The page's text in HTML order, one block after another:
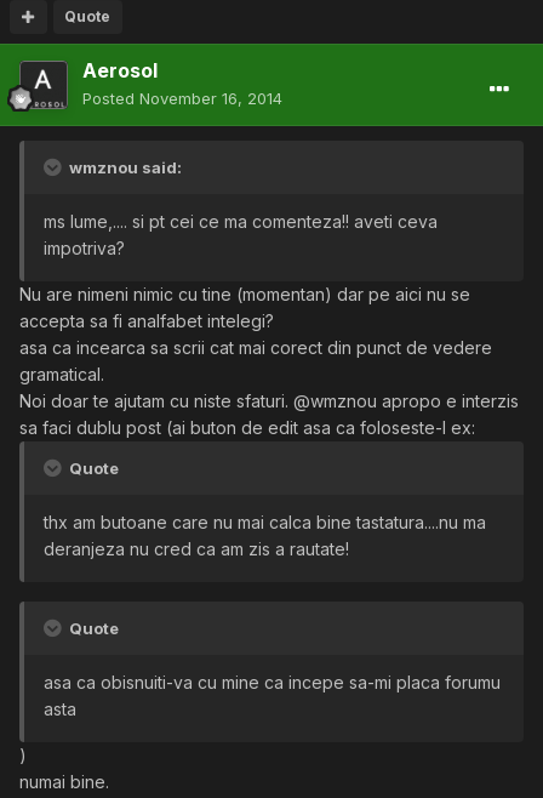
Quote
Aerosol
Posted November 16, 2014
wmznou said:
ms lume,.... si pt cei ce ma comenteza!! aveti ceva
impotriva?
Nu are nimeni nimic cu tine (momentan) dar pe aici nu se
accepta sa fi analfabet intelegi?
asa ca incearca sa scrii cat mai corect din punct de vedere
gramatical.
Noi doar te ajutam cu niste sfaturi. @wmznou apropo e interzis
sa faci dublu post (ai buton de edit asa ca foloseste-l ex:
Quote
thx am butoane care nu mai calca bine tastatura....nu ma
deranjeza nu cred ca am zis a rautate!
Quote
asa ca obisnuiti-va cu mine ca incepe sa-mi placa forumu
asta
)
numai bine.